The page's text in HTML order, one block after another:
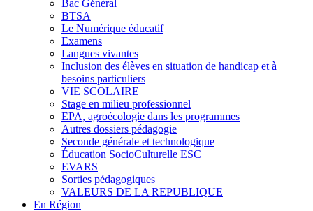
Bac Général
BTSA
Le Numérique éducatif
Examens
Langues vivantes
Inclusion des élèves en situation de handicap et à
besoins particuliers
VIE SCOLAIRE
Stage en milieu professionnel
EPA, agroécologie dans les programmes
Autres dossiers pédagogie
Seconde générale et technologique
Éducation SocioCulturelle ESC
EVARS
Sorties pédagogiques
VALEURS DE LA REPUBLIQUE
En Région